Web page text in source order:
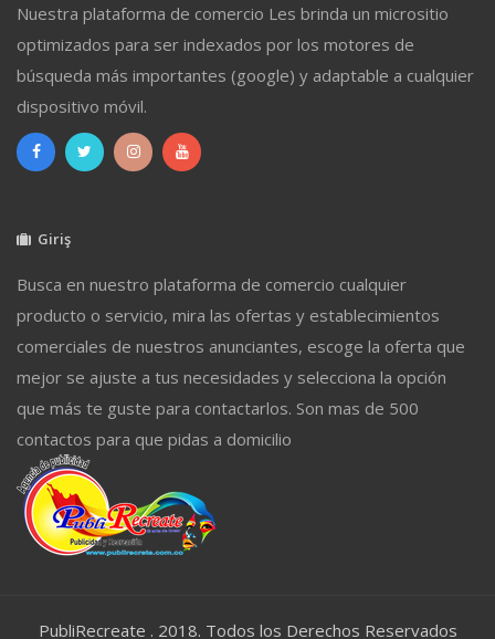
Nuestra plataforma de comercio Les brinda un micrositio
optimizados para ser indexados por los motores de
búsqueda más importantes (google) y adaptable a cualquier
dispositivo móvil.
Giriş
Busca en nuestro plataforma de comercio cualquier
producto o servicio, mira las ofertas y establecimientos
comerciales de nuestros anunciantes, escoge la oferta que
mejor se ajuste a tus necesidades y selecciona la opción
que más te guste para contactarlos. Son mas de 500
contactos para que pidas a domicilio
PubliRecreate . 2018. Todos los Derechos Reservados